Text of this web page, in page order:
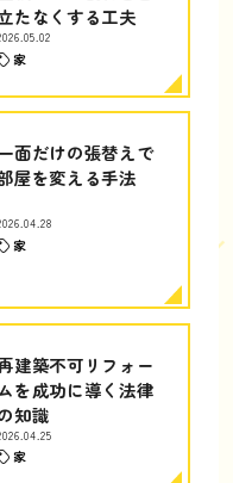
たなくする工夫
家
面だけの張替えで
屋を変える手法
家
建築不可リフォー
を成功に導く法律
知識
家